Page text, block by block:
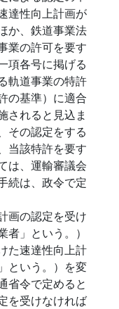
達性向上計画が
か、鉄道事業法
業の許可を要す
項各号に掲げる
軌道事業の特許
の基準）に適合
されると見込ま
その認定をする
当該特許を要す
は、運輸審議会
続は、政令で定
画の認定を受け
」という。）
た速達性向上計
という。）を変
省令で定めると
を受けなければ